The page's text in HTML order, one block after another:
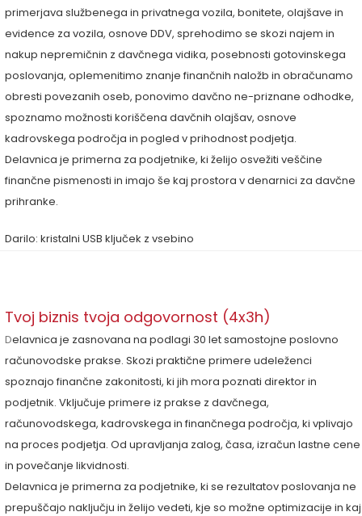
primerjava službenega in privatnega vozila, bonitete, olajšave in
evidence za vozila, osnove DDV, sprehodimo se skozi najem in
nakup nepremičnin z davčnega vidika, posebnosti gotovinskega
poslovanja, oplemenitimo znanje finančnih naložb in obračunamo
obresti povezanih oseb, ponovimo davčno ne-priznane odhodke,
spoznamo možnosti koriščena davčnih olajšav, osnove
kadrovskega področja in pogled v prihodnost podjetja.
Delavnica je primerna za podjetnike, ki želijo osvežiti veščine
finančne pismenosti in imajo še kaj prostora v denarnici za davčne
prihranke.
Darilo: kristalni USB ključek z vsebino
Tvoj biznis tvoja odgovornost (4x3h)
Delavnica je zasnovana na podlagi 30 let samostojne poslovno
računovodske prakse. Skozi praktične primere udeleženci
spoznajo finančne zakonitosti, ki jih mora poznati direktor in
podjetnik. Vključuje primere iz prakse z davčnega,
računovodskega, kadrovskega in finančnega področja, ki vplivajo
na proces podjetja. Od upravljanja zalog, časa, izračun lastne cene
in povečanje likvidnosti.
Delavnica je primerna za podjetnike, ki se rezultatov poslovanja ne
prepuščajo naključju in želijo vedeti, kje so možne optimizacije in kaj